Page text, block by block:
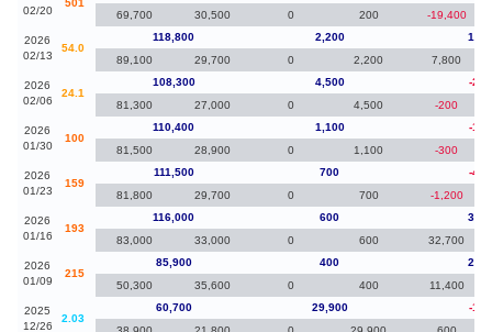
02/20
501
69,700
30,500 0 200 -19,400
2026
02/13
54.0
118,800 2,200
89,100
29,700 0 2,200 7,800
2026
02/06
24.1
108,300 4,500
-
81,300
27,000 0 4,500 -200
2026
01/30
100
110,400 1,100
-
81,500
28,900 0 1,100 -300
2026
01/23
159
111,500 700
-
81,800
29,700 0 700 -1,200
2026
01/16
193
116,000 600
83,000
33,000 0 600 32,700
2026
01/09
215
85,900 400
50,300
35,600 0 400 11,400
2025
12/26
2.03
60,700 29,900
-